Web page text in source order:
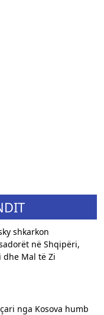
shkarkon
në Shqipëri,
dhe Mal të Zi
nga Kosova humb